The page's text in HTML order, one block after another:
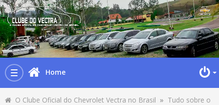
Toggle
navigation
Home
O Clube Oficial do Chevrolet Vectra no Brasil » Tudo sobre o